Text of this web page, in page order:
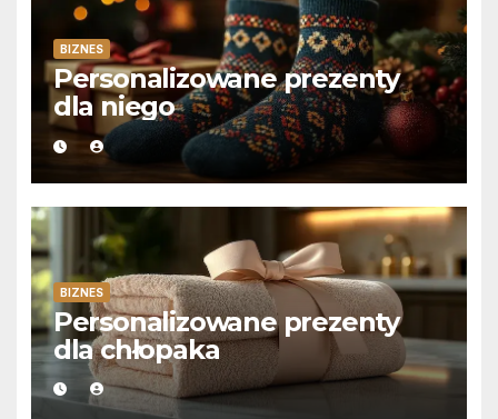
BIZNES
Personalizowane prezenty
dla niego
BIZNES
Personalizowane prezenty
dla chłopaka